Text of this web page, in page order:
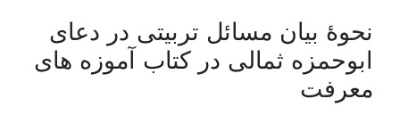
نحوۀ بیان مسائل تربیتی در دعای
ابوحمزه ثمالی در کتاب آموزه های
معرفت